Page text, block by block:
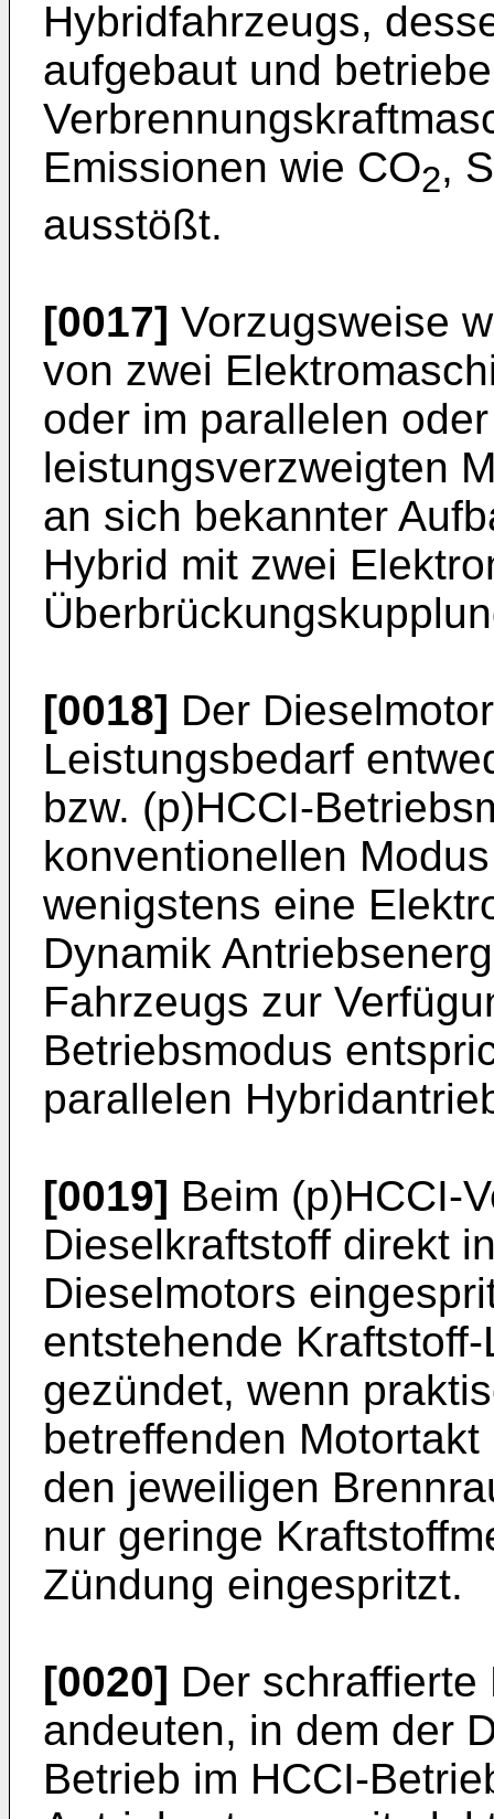
Hybridfahrzeugs,
aufgebaut und
Emissionen wie CO2,
ausstößt.
[0017] Vorzugsweise
von zwei
oder im parallelen
leistungsverzweigten
an sich bekannter
Hybrid mit zwei
[0018] Der
Leistungsbedarf
bzw. (p)HCCI-
konventionellen
wenigstens eine
Dynamik
Fahrzeugs zur
Betriebsmodus
parallelen
[0019] Beim (p)HCCI-
Dieselkraftstoff direkt
Dieselmotors
entstehende
gezündet, wenn
betreffenden
den jeweiligen
nur geringe
Zündung eingespritzt.
[0020] Der
andeuten, in dem der
Betrieb im HCCI-